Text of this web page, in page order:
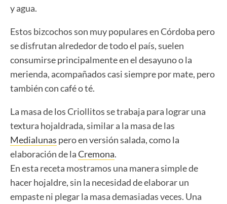
y agua.
Estos bizcochos son muy populares en Córdoba pero
se disfrutan alrededor de todo el país, suelen
consumirse principalmente en el desayuno o la
merienda, acompañados casi siempre por mate, pero
también con café o té.
La masa de los Criollitos se trabaja para lograr una
textura hojaldrada, similar a la masa de las
Medialunas pero en versión salada, como la
elaboración de laCremona.
En esta receta mostramos una manera simple de
hacer hojaldre, sin la necesidad de elaborar un
empaste ni plegar la masa demasiadas veces. Una